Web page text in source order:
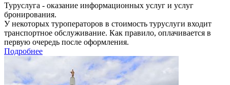
Туруслуга - оказание информационных услуг и услуг
бронирования.
У некоторых туроператоров в стоимость туруслуги входит
транспортное обслуживание. Как правило, оплачивается в
первую очередь после оформления.
Подробнее